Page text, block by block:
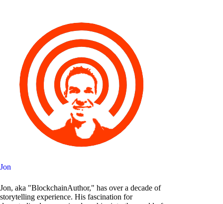
Jon
Jon, aka "BlockchainAuthor," has over a decade of
storytelling experience. His fascination for